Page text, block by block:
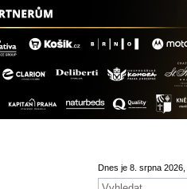
Dnes je 8. srpna 2026,